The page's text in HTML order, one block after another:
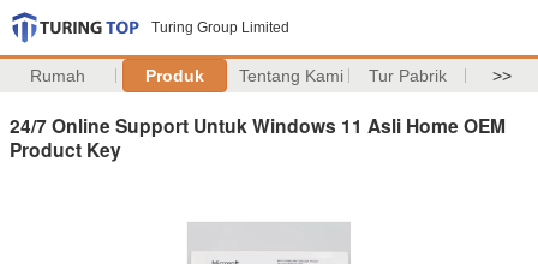
Turing Group Limited
Rumah Produk Tentang Kami Tur Pabrik >>
24/7 Online Support Untuk Windows 11 Asli Home OEM
Product Key